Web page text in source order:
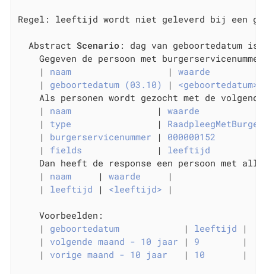
Regel: leeftijd wordt niet geleverd bij een
  Abstract
Scenario : dag van geboortedatum is
Gegeven de persoon met
    |
naam | waarde
    |
geboortedatum (03.10) | <geboortedatum>
Als personen wordt gezocht met de
    |
naam |
    |
type |
    |
burgerservicenummer |
    |
fields |
Dan heeft de response een persoon met
    |
naam | waarde
|
    |
leeftijd | <leeftijd> |
    Voorbeelden:
    |
geboortedatum | leeftijd
|
    |
volgende maand - 10 jaar | 9
|
    |
vorige maand - 10 jaar | 10 |